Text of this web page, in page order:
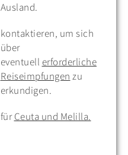
Ausland.
eventuell erforderliche
Reiseimpfungen zu
erkundigen.
fürCeuta und Melilla.